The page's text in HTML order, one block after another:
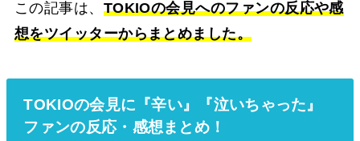
この記事は、 TOKIOの会見へのファンの反応や感
想をツイッターからまとめました。
TOKIOの会見に『辛い』『泣いちゃった』
ファンの反応・感想まとめ！